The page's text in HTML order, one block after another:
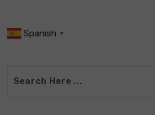
Spanish ▼